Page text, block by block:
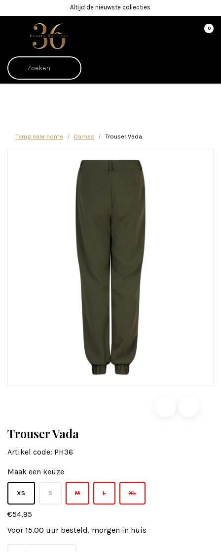
Altijd de nieuwste collecties
0
Terug naar home Dames Trouser Vada
Trouser Vada
Artikel code: PH36
Maak een keuze
XS S M L XL
€54,95
Voor 15.00 uur besteld, morgen in huis